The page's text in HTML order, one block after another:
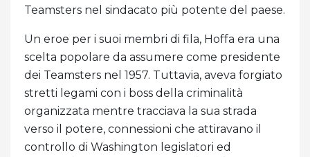
Teamsters nel sindacato più potente del paese.
Un eroe per i suoi membri di fila, Hoffa era una
scelta popolare da assumere come presidente
dei Teamsters nel 1957. Tuttavia, aveva forgiato
stretti legami con i boss della criminalità
organizzata mentre tracciava la sua strada
verso il potere, connessioni che attiravano il
controllo di Washington legislatori ed